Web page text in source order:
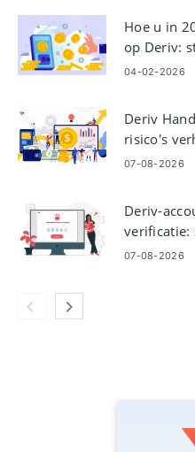
Hoe u in
op Deriv:
04-02-2026
Deriv
risico's
07-08-2026
Deriv-
verificatie:
documenten
07-08-2026